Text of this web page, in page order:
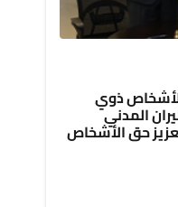
ذوي
المدني
حق الأشخاص